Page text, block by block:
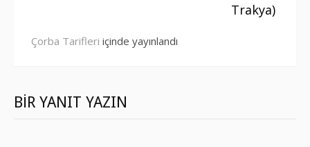
Trakya)
Çorba Tarifleri içinde yayınlandı
BIR YANIT YAZIN